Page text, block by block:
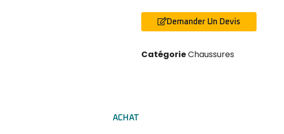
Demander Un Devis
CatégorieChaussures
ACHAT